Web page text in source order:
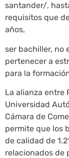
santander/,
requisitos que
años,
ser bachiller, no
pertenecer a
para la
La alianza entre
Universidad
Cámara de
permite que los
de calidad de
relacionados de